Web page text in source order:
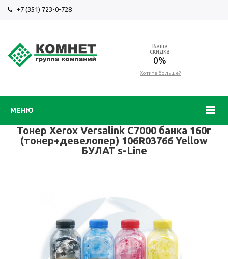
+7 (351) 723-0-728
МЕНЮ
Ваша
скидка
0%
Хотите больше?
Тонер Xerox Versalink C7000 банка 160г
(тонер+девелопер) 106R03766 Yellow
БУЛАТ s-Line